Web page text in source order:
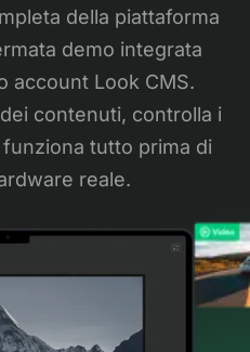
della piattaforma
demo integrata
account Look CMS.
contenuti, controlla i
tutto prima di
reale.